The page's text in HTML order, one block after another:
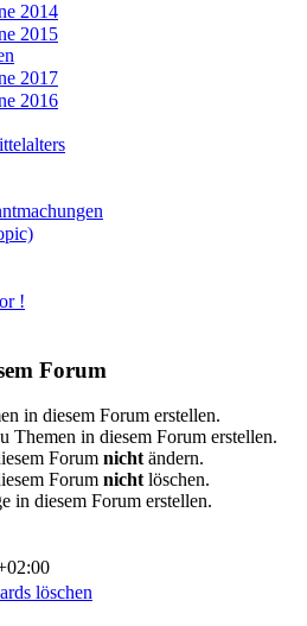
2014
2015
2017
2016
!
Forum
in diesem Forum erstellen.
Themen in diesem Forum erstellen.
Forum nichtändern.
Forum nichtlöschen.
in diesem Forum erstellen.
löschen